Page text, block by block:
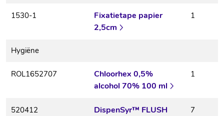
1530-1
Fixatietape papier
2,5cm
1
Hygiëne
ROL1652707
Chloorhex 0,5%
alcohol 70% 100 ml
1
520412
DispenSyr™ FLUSH
7